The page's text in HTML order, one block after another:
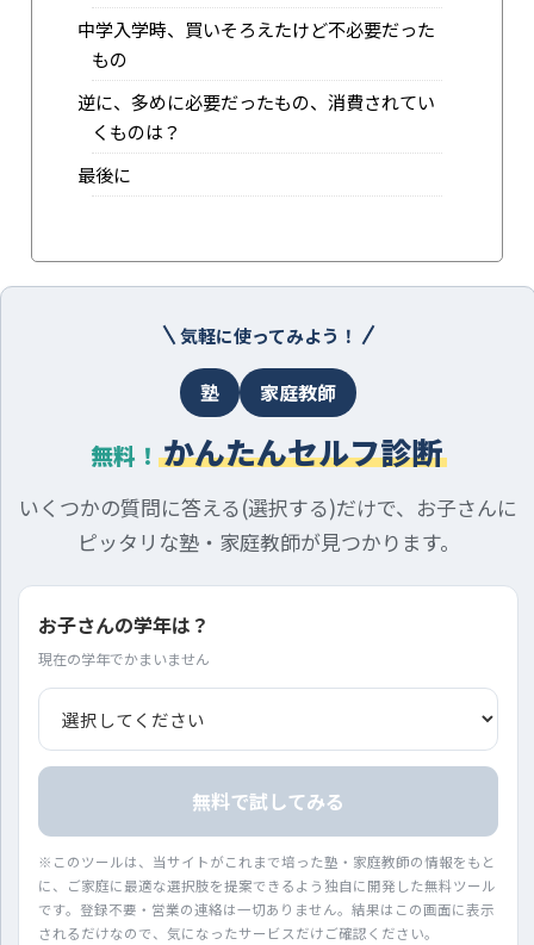
中学入学時、買いそろえたけど不必要だった
もの
逆に、多めに必要だったもの、消費されてい
くものは？
最後に
気軽に使ってみよう！
塾 家庭教師
無料！ かんたんセルフ診断
いくつかの質問に答える(選択する)だけで、お子さんに
ピッタリな塾・家庭教師が見つかります。
お子さんの学年は？
現在の学年でかまいません
無料で試してみる
※このツールは、当サイトがこれまで培った塾・家庭教師の情報をもと
に、ご家庭に最適な選択肢を提案できるよう独自に開発した無料ツール
です。登録不要・営業の連絡は一切ありません。結果はこの画面に表示
されるだけなので、気になったサービスだけご確認ください。